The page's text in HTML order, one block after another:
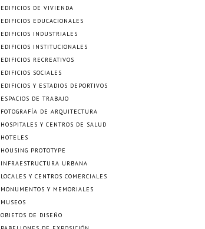
EDIFICIOS DE VIVIENDA
EDIFICIOS EDUCACIONALES
EDIFICIOS INDUSTRIALES
EDIFICIOS INSTITUCIONALES
EDIFICIOS RECREATIVOS
EDIFICIOS SOCIALES
EDIFICIOS Y ESTADIOS DEPORTIVOS
ESPACIOS DE TRABAJO
FOTOGRAFÍA DE ARQUITECTURA
HOSPITALES Y CENTROS DE SALUD
HOTELES
HOUSING PROTOTYPE
INFRAESTRUCTURA URBANA
LOCALES Y CENTROS COMERCIALES
MONUMENTOS Y MEMORIALES
MUSEOS
OBJETOS DE DISEÑO